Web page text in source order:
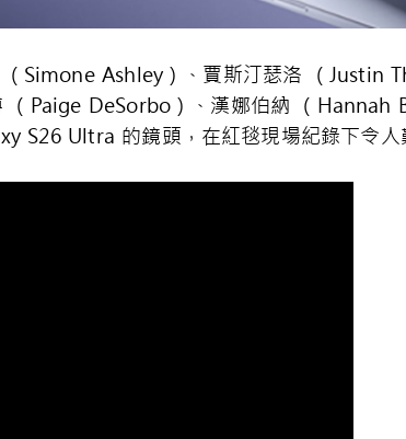
Simone Ashley）、賈斯汀瑟洛 （Justin
Paige DeSorbo）、漢娜伯納 （Hannah
S26 Ultra 的鏡頭，在紅毯現場紀錄下令人